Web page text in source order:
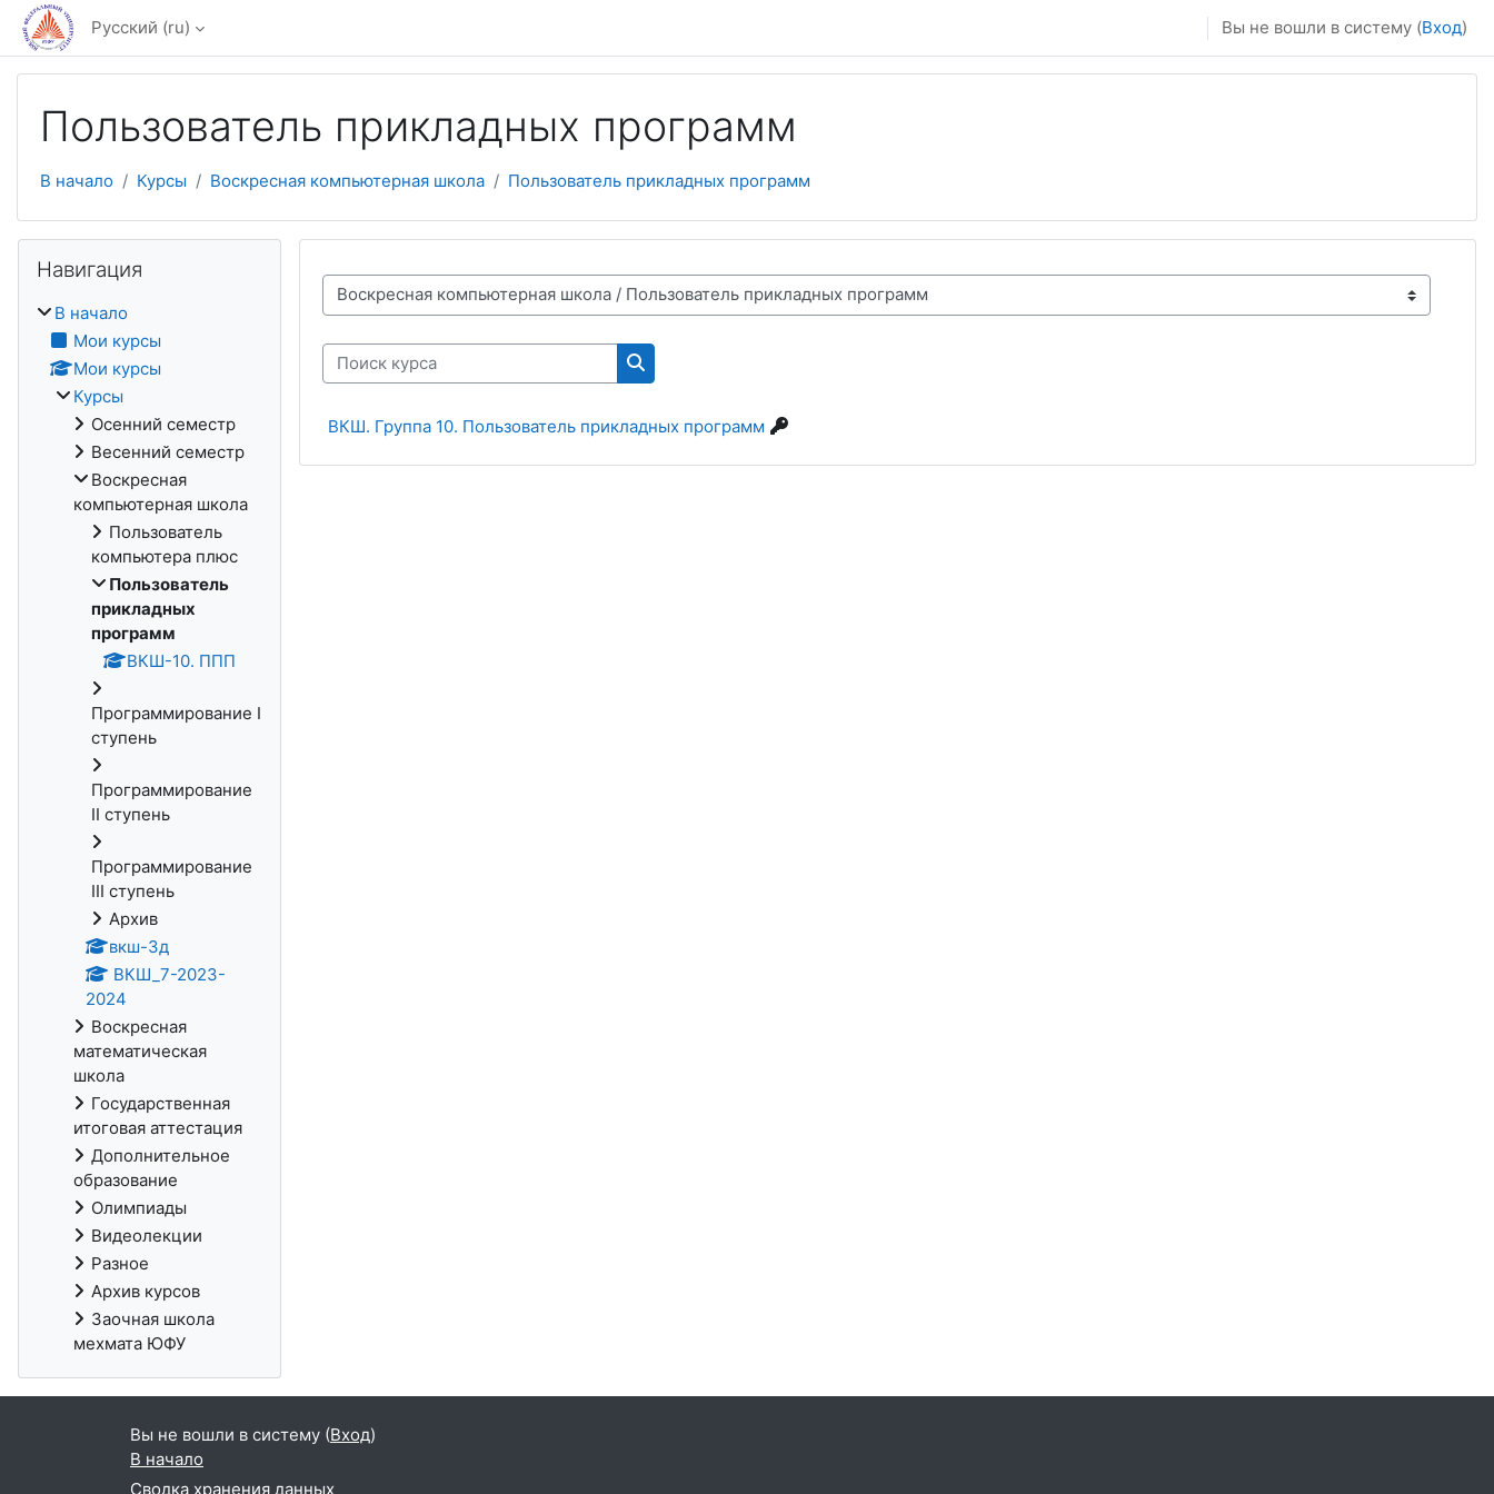
Перейти к основному содержанию
Русский ‎(ru)‎ Вы не вошли в систему (Вход)
Пользователь прикладных программ
В начало Курсы Воскресная компьютерная школа Пользователь прикладных программ
Категории курсов
Поиск курса
Поиск курса
ВКШ. Группа 10. Пользователь прикладных программ
Навигация
В начало
Мои курсы
Мои курсы
Курсы
Осенний семестр
Весенний семестр
Воскресная
компьютерная школа
Пользователь
компьютера плюс
Пользователь
прикладных
программ
ВКШ-10. ППП
Программирование I
ступень
Программирование
II ступень
Программирование
III ступень
Архив
вкш-3д
ВКШ_7-2023-
2024
Воскресная
математическая
школа
Государственная
итоговая аттестация
Дополнительное
образование
Олимпиады
Видеолекции
Разное
Архив курсов
Заочная школа
мехмата ЮФУ
Вы не вошли в систему (Вход)
В начало
Сводка хранения данных